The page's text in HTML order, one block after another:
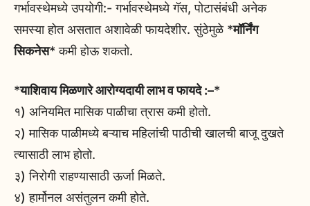
गर्भावस्थेमध्ये उपयोगी:- गर्भावस्थेमध्ये गॅस, पोटासंबंधी अनेक
समस्या होत असतात अशावेळी फायदेशीर. सुंठेमुळे *मॉर्निंग
सिकनेस* कमी होऊ शकतो.
*याशिवाय मिळणारे आरोग्यदायी लाभ व फायदे :–*
१) अनियमित मासिक पाळीचा त्रास कमी होतो.
२) मासिक पाळीमध्ये बऱ्याच महिलांची पाठीची खालची बाजू दुखते
त्यासाठी लाभ होतो.
३) निरोगी राहण्यासाठी ऊर्जा मिळते.
४) हार्मोनल असंतुलन कमी होते.